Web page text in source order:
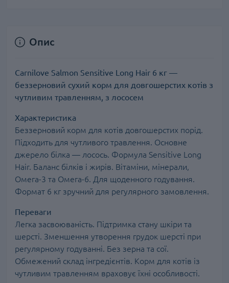
Опис
Carnilove Salmon Sensitive Long Hair 6 кг —
беззерновий сухий корм для довгошерстих котів з
чутливим травленням, з лососем
Характеристика
Беззерновий корм для котів довгошерстих порід.
Підходить для чутливого травлення. Основне
джерело білка — лосось. Формула Sensitive Long
Hair. Баланс білків і жирів. Вітаміни, мінерали,
Омега-3 та Омега-6. Для щоденного годування.
Формат 6 кг зручний для регулярного замовлення.
Переваги
Легка засвоюваність. Підтримка стану шкіри та
шерсті. Зменшення утворення грудок шерсті при
регулярному годуванні. Без зерна та сої.
Обмежений склад інгредієнтів. Корм для котів із
чутливим травленням враховує їхні особливості.